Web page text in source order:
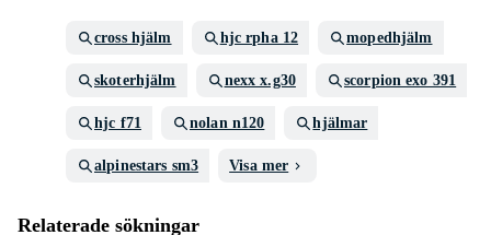
cross hjälm hjc rpha 12 mopedhjälm
skoterhjälm nexx x.g30 scorpion exo 391
hjc f71 nolan n120 hjälmar
alpinestars sm3 Visa mer
Relaterade sökningar